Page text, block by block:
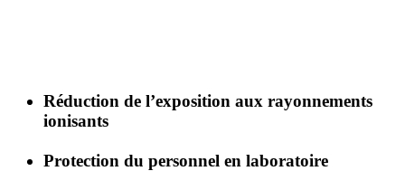
Réduction de l’exposition aux rayonnements
ionisants
Protection du personnel en laboratoire